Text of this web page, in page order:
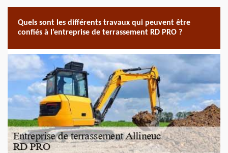
Quels sont les différents travaux qui peuvent être
confiés à l’entreprise de terrassement RD PRO ?